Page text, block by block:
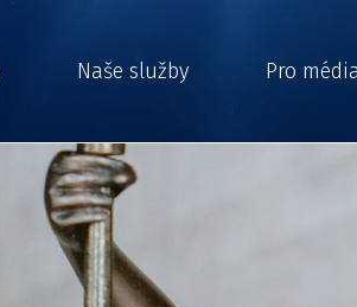
Naše služby Pro